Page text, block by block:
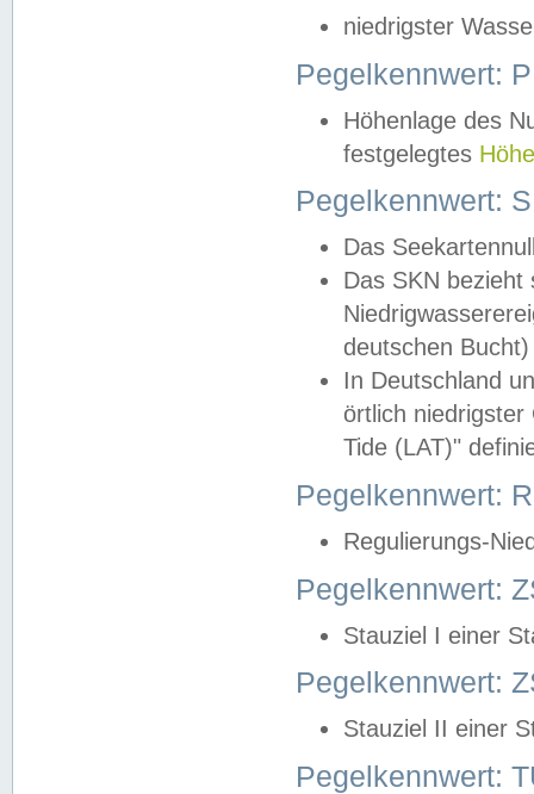
niedrigster
Pegelkennwert:
Höhenlage des
festgelegtes
Pegelkennwert:
Das
Das SKN
deutschen
In Deutschland
örtlich
Tide (LAT)"
Pegelkennwert:
Regulierungs-
Pegelkennwert:
Stauziel I einer
Pegelkennwert:
Stauziel II einer
Pegelkennwert: